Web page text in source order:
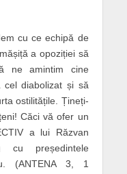
cu ce echipă de
a opoziției să
ne amintim cine
cel diabolizat și să
ostilitățile. Țineți-
Căci vă ofer un
a lui Răzvan
cu președintele
(ANTENA 3, 1